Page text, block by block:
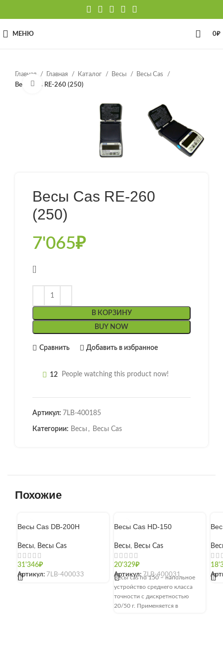
МЕНЮ 0₽
Главная Главная Каталог Весы
Весы Cas
Весы Cas RE-260 (250)
Нажмите, чтобы увеличить
Весы Cas RE-260
(250)
7'065₽
В КОРЗИНУ
BUY NOW
Сравнить Добавить в избранное
12 People watching this product now!
Артикул: 7LB-400185
Категории: Весы , Весы Cas
Похожие
Весы Cas DB-200H
Весы, Весы Cas
31'346₽
Артикул: 7LB-400033
[]
Весы Cas HD-150
Весы, Весы Cas
20'329₽
Артикул: 7LB-400031
Весы cas hd 150 – напольное
устройство среднего класса
точности с дискретностью
20/50 г. Применяется в
[]